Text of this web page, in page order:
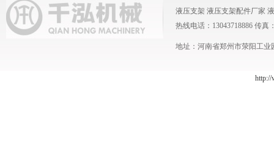
液压支架 液压支架配件厂家
热线电话：13043718886 传真
地址：河南省郑州市荥阳工业
http://